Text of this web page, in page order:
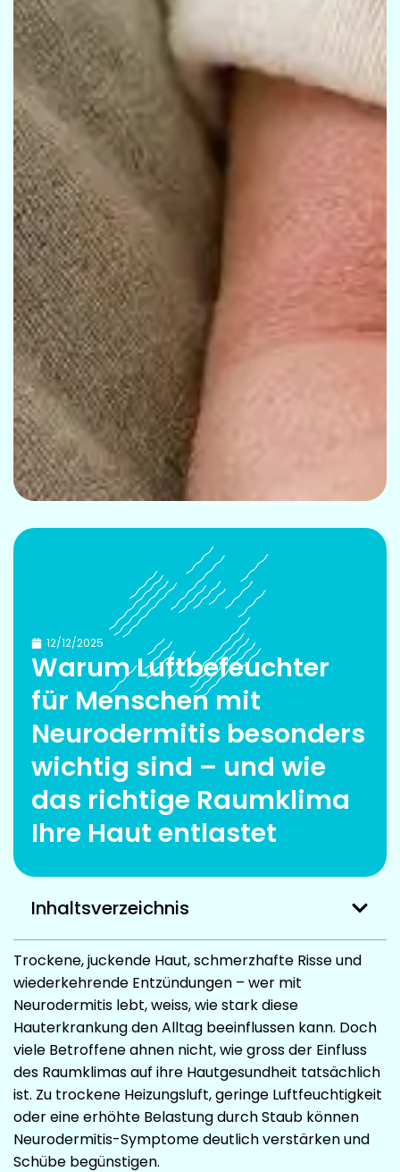
12/12/2025
Warum Luftbefeuchter
für Menschen mit
Neurodermitis besonders
wichtig sind – und wie
das richtige Raumklima
Ihre Haut entlastet
Inhaltsverzeichnis
Trockene, juckende Haut, schmerzhafte Risse und
wiederkehrende Entzündungen – wer mit
Neurodermitis lebt, weiss, wie stark diese
Hauterkrankung den Alltag beeinflussen kann. Doch
viele Betroffene ahnen nicht, wie gross der Einfluss
des Raumklimas auf ihre Hautgesundheit tatsächlich
ist. Zu trockene Heizungsluft, geringe Luftfeuchtigkeit
oder eine erhöhte Belastung durch Staub können
Neurodermitis-Symptome deutlich verstärken und
Schübe begünstigen.